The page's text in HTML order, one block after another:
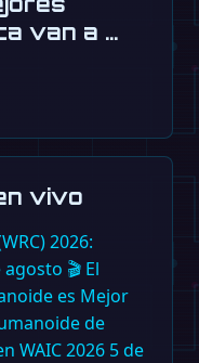
van a …
vivo
2026:
agosto 🎬 El
es Mejor
de
WAIC 2026 5 de